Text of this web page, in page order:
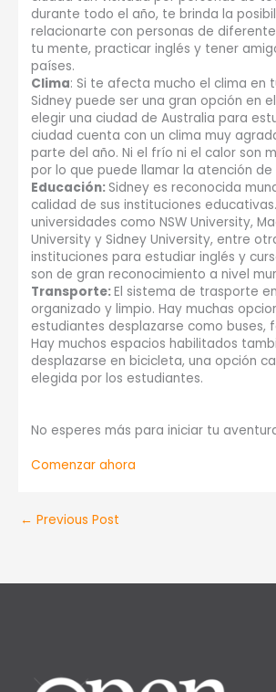
durante todo el año, te brinda la
relacionarte con personas de
tu mente, practicar inglés y tener
países.
Clima: Si te afecta mucho el clima en
Sidney puede ser una gran opción en
elegir una ciudad de Australia para
ciudad cuenta con un clima muy
parte del año. Ni el frío ni el calor son
por lo que puede llamar la atención de
Educación: Sidney es reconocida
calidad de sus instituciones
universidades como NSW University,
University y Sidney University, entre
instituciones para estudiar inglés y
son de gran reconocimiento a nivel
Transporte:El sistema de trasporte
organizado y limpio. Hay muchas
estudiantes desplazarse como buses,
Hay muchos espacios habilitados
desplazarse en bicicleta, una opción
elegida por los estudiantes.
No esperes más para iniciar tu
Comenzar ahora
← Previous Post